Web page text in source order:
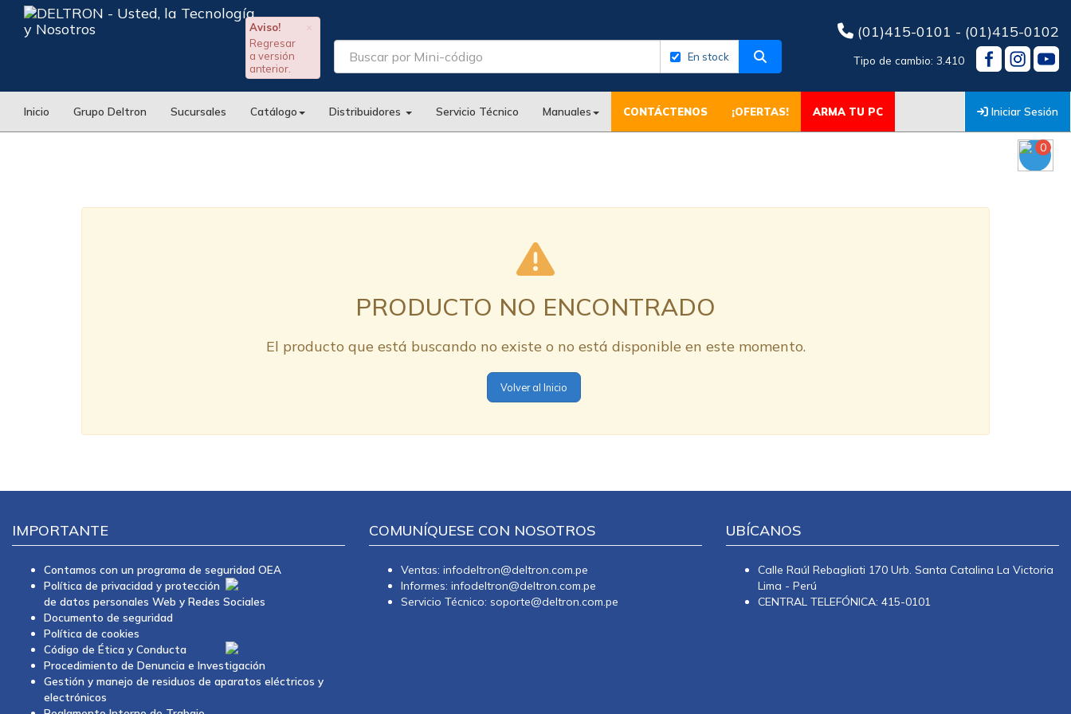
×
Aviso!
Regresar
a versión
anterior.
En stock
(01)415-0101 - (01)415-0102
Tipo de cambio: 3.410
Inicio Grupo Deltron Sucursales Catálogo Distribuidores Servicio Técnico Manuales CONTÁCTENOS ¡OFERTAS! ARMA TU PC Iniciar Sesión
0
PRODUCTO NO ENCONTRADO
El producto que está buscando no existe o no está disponible en este momento.
Volver al Inicio
IMPORTANTE
Contamos con un programa de seguridad OEA
Política de privacidad y protección
de datos personales Web y Redes Sociales
Documento de seguridad
Política de cookies
Código de Ética y Conducta
Procedimiento de Denuncia e Investigación
Gestión y manejo de residuos de aparatos eléctricos y
electrónicos
COMUNÍQUESE CON NOSOTROS
Ventas: infodeltron@deltron.com.pe
Informes: infodeltron@deltron.com.pe
Servicio Técnico: soporte@deltron.com.pe
UBÍCANOS
Calle Raúl Rebagliati 170 Urb. Santa Catalina La Victoria
Lima - Perú
CENTRAL TELEFÓNICA: 415-0101